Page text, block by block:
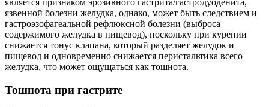
является признаком эрозивного гастрита/гастродуоденита,
язвенной болезни желудка, однако, может быть следствием и
гастроэзофагеальной рефлюксной болезни (выброса
содержимого желудка в пищевод), поскольку при курении
снижается тонус клапана, который разделяет желудок и
пищевод и одновременно снижается перистальтика всего
желудка, что может ощущаться как тошнота.
Тошнота при гастрите